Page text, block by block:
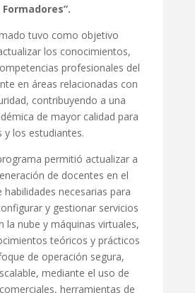
Formadores”.
tuvo como objetivo
los conocimientos,
profesionales del
en áreas relacionadas con
contribuyendo a una
de mayor calidad para
y los estudiantes.
permitió actualizar a
de docentes en el
habilidades necesarias para
y gestionar servicios
la nube y máquinas virtuales,
teóricos y prácticos
de operación segura,
mediante el uso de
herramientas de